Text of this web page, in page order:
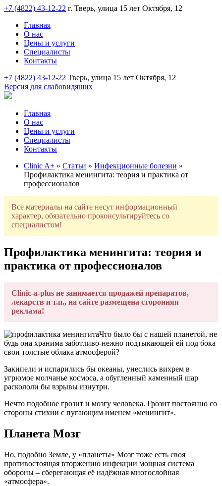
+7 (4822) 43-12-22 г. Тверь, улица 15 лет Октября, 12
Главная
О нас
Цены и услуги
Специалисты
Контакты
+7 (4822) 43-12-22 Тверь, улица 15 лет Октября, 12
Версия для слабовидящих
Главная
О нас
Цены и услуги
Специалисты
Контакты
Clinic A+ » Статьи » Инфекционные болезни »
Профилактика менингита: теория и практика от
профессионалов
Все материалы на сайте несут информационный
характер, обязательно проконсультируйтесь со
специалистом!
Профилактика менингита: теория и
практика от профессионалов
Clinic-a-plus не занимается продажей препаратов,
лекарств и т.п., на сайте размещена сторонняя
реклама!
Что было бы с нашей планетой, не
будь она хранима заботливо-нежно подтыкающей ей под бока
свои толстые облака атмосферой?
Закипели и испарились бы океаны, унеслись вихрем в
угрюмое молчанье космоса, а обугленный каменный шар
раскололи бы взрывы изнутри.
Нечто подобное грозит и мозгу человека. Грозит постоянно со
стороны стихии с пугающим именем «менингит».
Планета Мозг
Но, подобно Земле, у «планеты» Мозг тоже есть своя
противостоящая вторжению инфекции мощная система
обороны – сберегающая её надёжная многослойная
«атмосфера».